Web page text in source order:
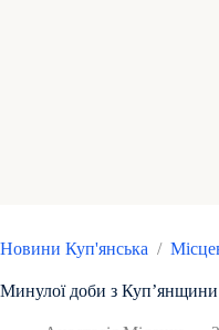
Новини Куп'янська /
Минулої доби з